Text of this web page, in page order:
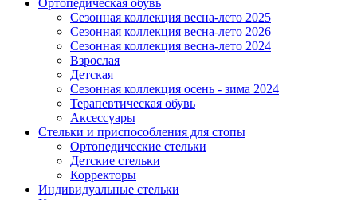
Ортопедическая обувь
Сезонная коллекция весна-лето 2025
Сезонная коллекция весна-лето 2026
Сезонная коллекция весна-лето 2024
Взрослая
Детская
Сезонная коллекция осень - зима 2024
Терапевтическая обувь
Аксессуары
Стельки и приспособления для стопы
Ортопедические стельки
Детские стельки
Корректоры
Индивидуальные стельки